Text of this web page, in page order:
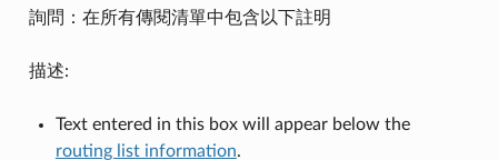
詢問：在所有傳閱清單中包含以下註明
描述:
Text entered in this box will appear below the
routing list information.